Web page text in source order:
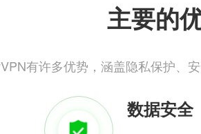
主要的
有许多优势，涵盖隐私保护、
数据安全